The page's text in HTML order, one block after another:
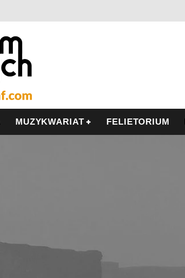
MUZYKWARIAT FELIETORIUM